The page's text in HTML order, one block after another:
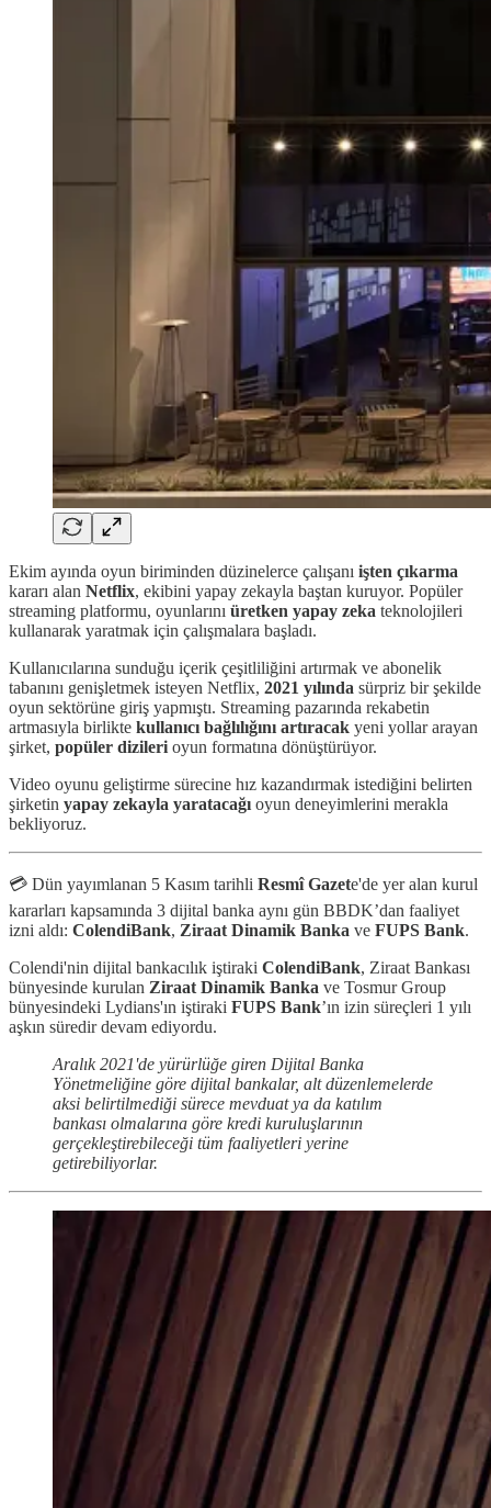
Ekim ayında oyun biriminden düzinelerce çalışanı işten çıkarma
kararı alan Netflix, ekibini yapay zekayla baştan kuruyor. Popüler
streaming platformu, oyunlarını üretken yapay zeka teknolojileri
kullanarak yaratmak için çalışmalara başladı.
Kullanıcılarına sunduğu içerik çeşitliliğini artırmak ve abonelik
tabanını genişletmek isteyen Netflix, 2021 yılında sürpriz bir şekilde
oyun sektörüne giriş yapmıştı. Streaming pazarında rekabetin
artmasıyla birlikte kullanıcı bağlılığını artıracak yeni yollar arayan
şirket, popüler dizileri oyun formatına dönüştürüyor.
Video oyunu geliştirme sürecine hız kazandırmak istediğini belirten
şirketin yapay zekayla yaratacağı oyun deneyimlerini merakla
bekliyoruz.
💳 Dün yayımlanan 5 Kasım tarihli Resmî Gazete'de yer alan kurul
kararları kapsamında 3 dijital banka aynı gün BBDK’dan faaliyet
izni aldı: ColendiBank, Ziraat Dinamik Banka ve FUPS Bank.
Colendi'nin dijital bankacılık iştiraki ColendiBank, Ziraat Bankası
bünyesinde kurulan Ziraat Dinamik Banka ve Tosmur Group
bünyesindeki Lydians'ın iştiraki FUPS Bank’ın izin süreçleri 1 yılı
aşkın süredir devam ediyordu.
Aralık 2021'de yürürlüğe giren Dijital Banka
Yönetmeliğine göre dijital bankalar, alt düzenlemelerde
aksi belirtilmediği sürece mevduat ya da katılım
bankası olmalarına göre kredi kuruluşlarının
gerçekleştirebileceği tüm faaliyetleri yerine
getirebiliyorlar.